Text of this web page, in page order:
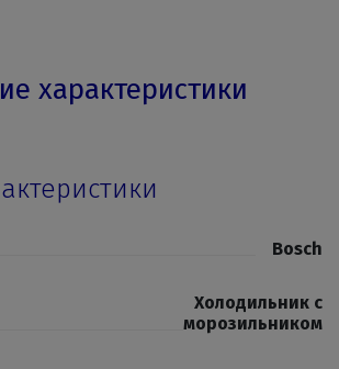
характеристики
Bosch
Холодильник с
морозильником